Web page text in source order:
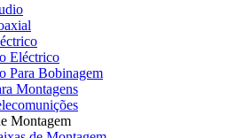
Eléctrico
Para Bobinagem
Montagens
Montagem